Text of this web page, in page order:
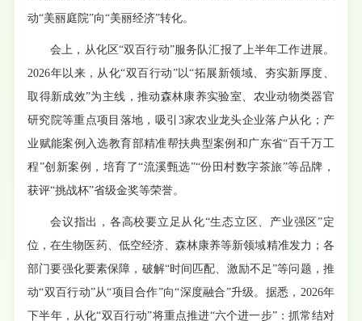
动“美丽庭院”向“美丽经济”转化。
会上，从化区“双百行动”服务队汇报了上半年工作进展。
2026年以来，从化“双百行动”以“拓展新领域、夯实新厚度、
取得新成效”为主线，推动森林康养实验室、农业动物类器官
研究院等重点项目落地，吸引3家农业龙头企业落户从化；产
业赋能案例入选教育部精准帮扶典型案例和广东省“百千万工
程”创新案例，培育了“流溪甄选”“份田村数字茶旅”等品牌，
获评“挑战杯”省级金奖等荣誉。
会议指出，各高校要立足从化“生态立区、产业强区”定
位，在生物医药、低空经济、森林康养等新领域精准发力；各
部门要强化要素保障，破解“时间匹配、激励不足”等问题，推
动“双百行动”从“项目合作”向“深度融合”升级。据悉，2026年
下半年，从化“双百行动”将重点推进“六个进一步”：抓常结对